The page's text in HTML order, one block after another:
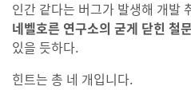
인간 같다는 버그가 발생해 개발
네벨호른 연구소의 굳게 닫힌 철문
있을 듯하다.
힌트는 총 네 개입니다.